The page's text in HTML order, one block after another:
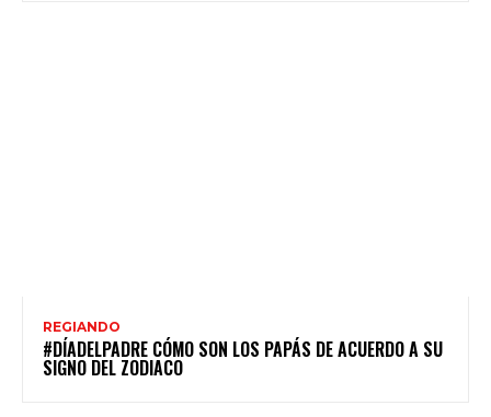
REGIANDO
#DÍADELPADRE CÓMO SON LOS PAPÁS DE ACUERDO A SU
SIGNO DEL ZODIACO